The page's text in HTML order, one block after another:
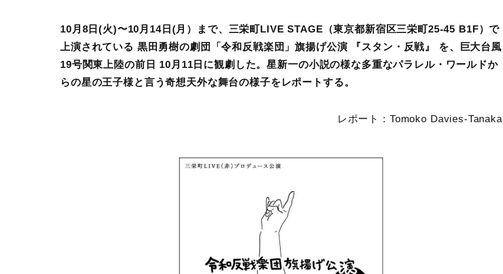
10月8日(火)〜10月14日(月）まで、三栄町LIVE STAGE（東京都新宿区三栄町25-45 B1F）で
上演されている 黒田勇樹の劇団「令和反戦楽団」旗揚げ公演 『スタン・反戦』 を、巨大台風
19号関東上陸の前日 10月11日に観劇した。星新一の小説の様な多重なパラレル・ワールドか
らの星の王子様と言う奇想天外な舞台の様子をレポートする。
レポート：Tomoko Davies-Tanaka